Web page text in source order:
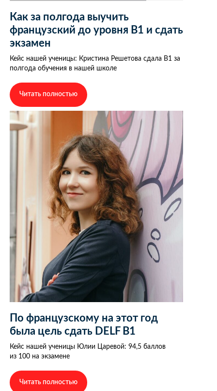
Как за полгода выучить
французский до уровня В1 и сдать
экзамен
Кейс нашей ученицы: Кристина Решетова сдала В1 за
полгода обучения в нашей школе
Читать полностью
По французскому на этот год
была цель сдать DELF B1
Кейс нашей ученицы Юлии Царевой: 94,5 баллов
из 100 на экзамене
Читать полностью